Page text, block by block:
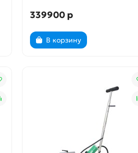
339900 р
В корзину